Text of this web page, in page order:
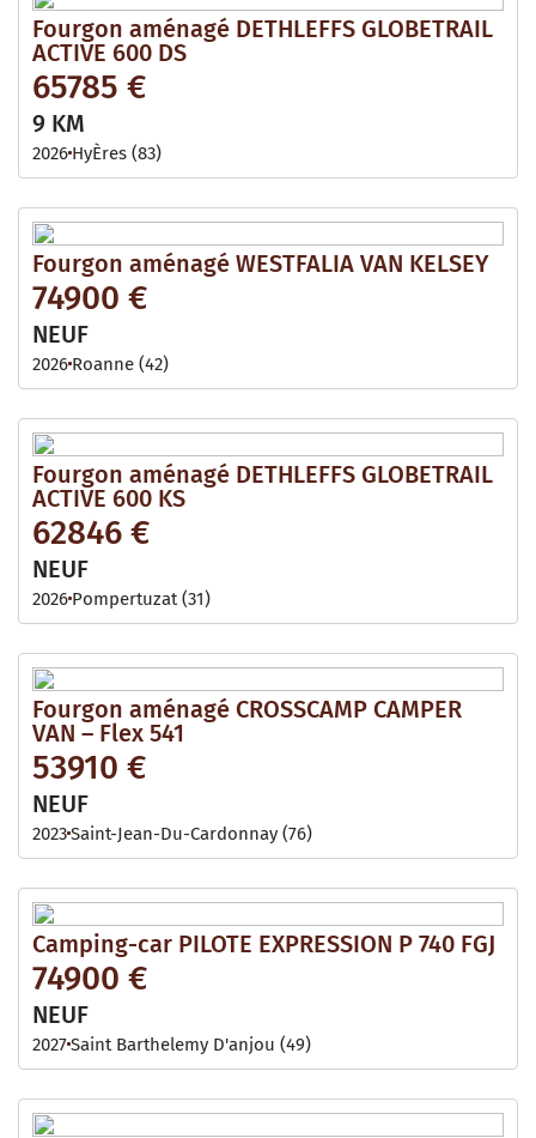
Fourgon aménagé DETHLEFFS GLOBETRAIL
ACTIVE 600 DS
65785 €
9 KM
2026 HyÈres (83)
Fourgon aménagé WESTFALIA VAN KELSEY
74900 €
NEUF
2026 Roanne (42)
Fourgon aménagé DETHLEFFS GLOBETRAIL
ACTIVE 600 KS
62846 €
NEUF
2026 Pompertuzat (31)
Fourgon aménagé CROSSCAMP CAMPER
VAN – Flex 541
53910 €
NEUF
2023Saint-Jean-Du-Cardonnay (76)
Camping-car PILOTE EXPRESSION P 740 FGJ
74900 €
NEUF
2027Saint Barthelemy D'anjou (49)